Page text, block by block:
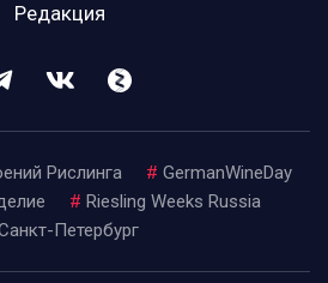
Редакция
Рислинга # GermanWineDay
# Riesling Weeks Russia
Петербург